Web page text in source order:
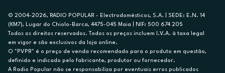
© 2004-2026, RADIO POPULAR - Electrodomésticos, S.A. | SEDE: E.N. 14
(KM7), Lugar do Chiolo-Barca, 4475-045 Maia | NIF: 500 674 205
Todos os direitos reservados. Todos os preços incluem I.V.A. à taxa legal
em vigor e são exclusivos da loja online.
O "PVPR" é o preço de venda recomendado para o produto em questão,
definido e indicado pelo fabricante, produtor ou fornecedor.
A Radio Popular não se responsabiliza por eventuais erros publicados